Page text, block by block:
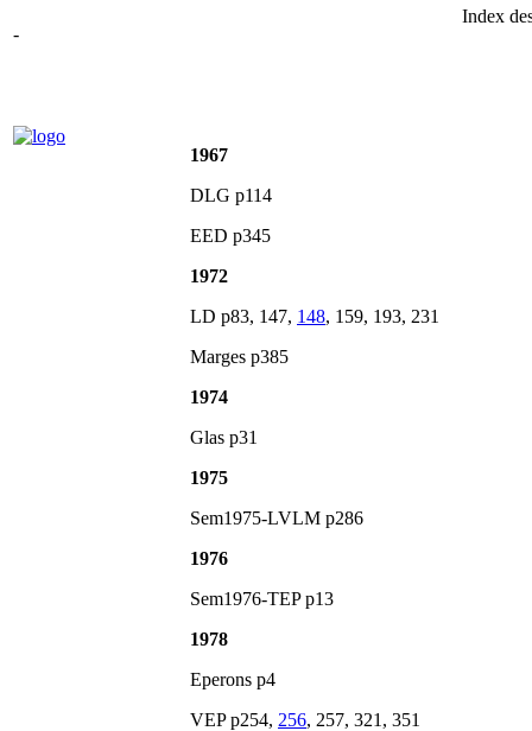
-
Index
1967
DLG p114
EED p345
1972
LD p83, 147, 148, 159, 193, 231
Marges p385
1974
Glas p31
1975
Sem1975-LVLM p286
1976
Sem1976-TEP p13
1978
Eperons p4
VEP p254, 256, 257, 321, 351